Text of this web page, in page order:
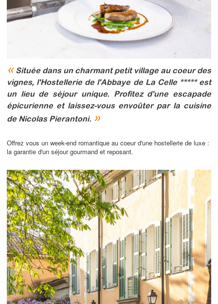
« Située dans un charmant petit village au coeur des
vignes, l'Hostellerie de l'Abbaye de La Celle ***** est
un lieu de séjour unique. Profitez d'une escapade
épicurienne et laissez-vous envoûter par la cuisine
de Nicolas Pierantoni. »
Offrez vous un week-end romantique au coeur d'une hostellerie de luxe :
la garantie d'un séjour gourmand et reposant.